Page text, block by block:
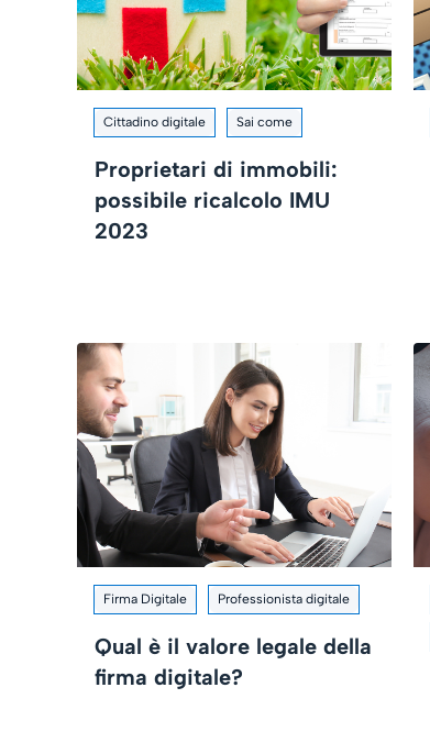
Cittadino digitale Sai come
Proprietari di immobili:
possibile ricalcolo IMU
2023
Firma Digitale Professionista digitale
Qual è il valore legale della
firma digitale?